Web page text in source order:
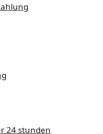
24 stunden